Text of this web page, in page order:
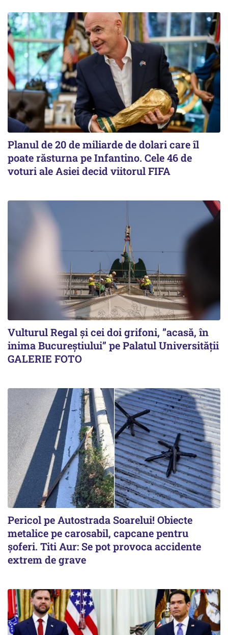
Planul de 20 de miliarde de dolari care îl
poate răsturna pe Infantino. Cele 46 de
voturi ale Asiei decid viitorul FIFA
Vulturul Regal și cei doi grifoni, ”acasă, în
inima Bucureștiului” pe Palatul Universității
GALERIE FOTO
Pericol pe Autostrada Soarelui! Obiecte
metalice pe carosabil, capcane pentru
șoferi. Titi Aur: Se pot provoca accidente
extrem de grave